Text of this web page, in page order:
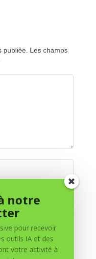
publiée. Les champs
notre
pour recevoir
outils IA et des
votre activité à